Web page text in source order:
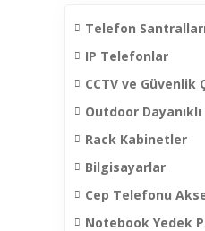
Telefon Santralları
IP Telefonlar
CCTV ve Güvenlik
Outdoor
Rack Kabinetler
Bilgisayarlar
Cep Telefonu
Notebook Yedek